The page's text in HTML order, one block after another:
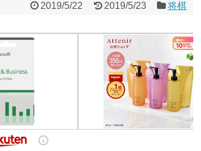
2019/5/22 2019/5/23 将棋